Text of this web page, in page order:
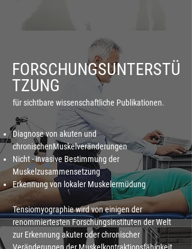
FORSCHUNGSUNTERSTÜ
TZUNG
für sichtbare wissenschaftliche Publikationen.
Diagnose von akuten und
chronischenMuskelveränderungen
Nicht - invasive Bestimmung der
Muskelzusammensetzung
Erkennung von lokaler Muskelermüdung
Tensiomyographie wird von einigen der
renommiertesten Forschungsinstituten der Welt
zur Erkennung akuter oder chronischer